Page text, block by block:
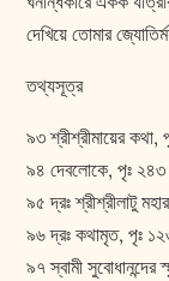
দেখিয়ে তোমার
তথ্যসূত্র
৯৩ শ্রীশ্রীমায়ের
৯৪ দেবলোকে, পৃঃ ২৪৩
৯৫ দ্রঃ শ্রীশ্রীলাটু
৯৬ দ্রঃ কথামৃত, পৃঃ
৯৭ স্বামী